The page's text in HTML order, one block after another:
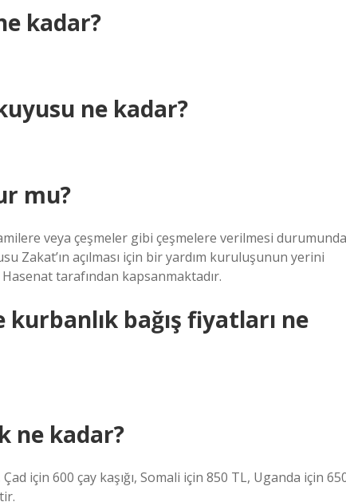
kadar?
ne kadar?
mu?
veya çeşmeler gibi çeşmelere verilmesi
Zakat’ın açılması için bir yardım kuruluşunun yerini
tarafından kapsanmaktadır.
kurbanlık bağış fiyatları ne
ne kadar?
için 600 çay kaşığı, Somali için 850 TL, Uganda için